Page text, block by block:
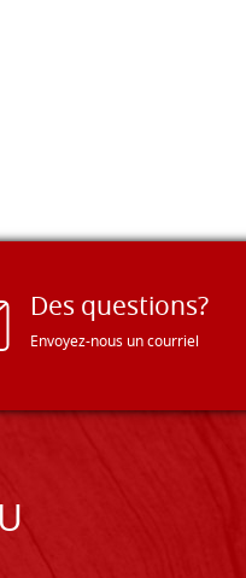
Des questions?
Envoyez-nous un courriel